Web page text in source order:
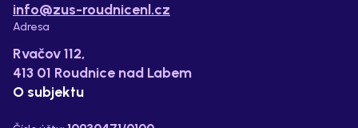
info@zus-roudnicenl.cz
Adresa
Rvačov 112,
413 01 Roudnice nad Labem
O subjektu